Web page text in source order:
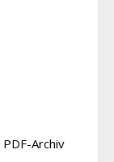
PDF-Archiv